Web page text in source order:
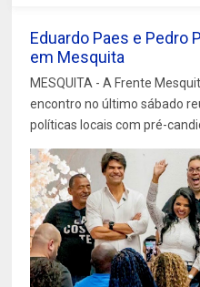
Eduardo Paes e Pedro
em Mesquita
MESQUITA - A Frente
encontro no último sábado
políticas locais com pré-